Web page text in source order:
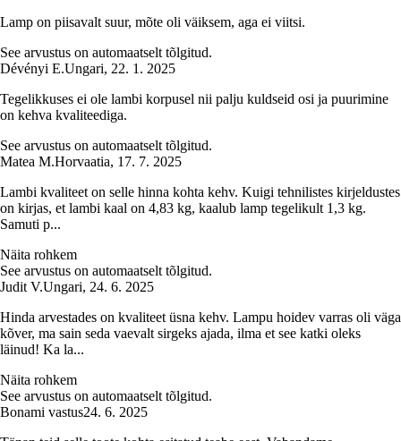
Lamp on piisavalt suur, mõte oli väiksem, aga ei viitsi.
See arvustus on automaatselt tõlgitud.
Dévényi E.Ungari, 22. 1. 2025
Tegelikkuses ei ole lambi korpusel nii palju kuldseid osi ja puurimine
on kehva kvaliteediga.
See arvustus on automaatselt tõlgitud.
Matea M.Horvaatia, 17. 7. 2025
Lambi kvaliteet on selle hinna kohta kehv. Kuigi tehnilistes kirjeldustes
on kirjas, et lambi kaal on 4,83 kg, kaalub lamp tegelikult 1,3 kg.
Samuti p...
Näita rohkem
See arvustus on automaatselt tõlgitud.
Judit V.Ungari, 24. 6. 2025
Hinda arvestades on kvaliteet üsna kehv. Lampu hoidev varras oli väga
kõver, ma sain seda vaevalt sirgeks ajada, ilma et see katki oleks
läinud! Ka la...
Näita rohkem
See arvustus on automaatselt tõlgitud.
Bonami vastus24. 6. 2025